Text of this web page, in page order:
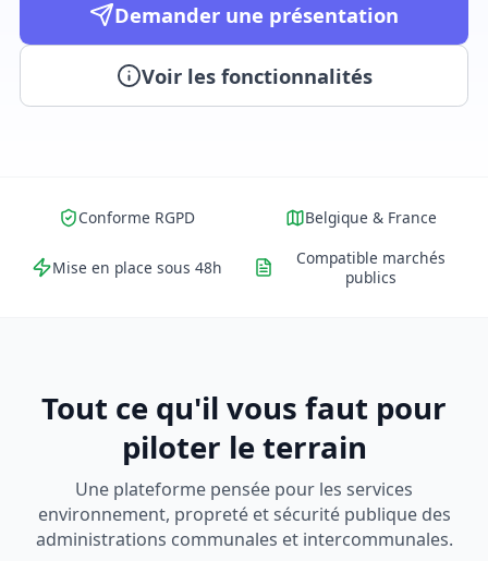
Demander une présentation
Voir les fonctionnalités
Conforme RGPD Belgique & France
Mise en place sous 48h
Compatible marchés
publics
Tout ce qu'il vous faut pour
piloter le terrain
Une plateforme pensée pour les services
environnement, propreté et sécurité publique des
administrations communales et intercommunales.